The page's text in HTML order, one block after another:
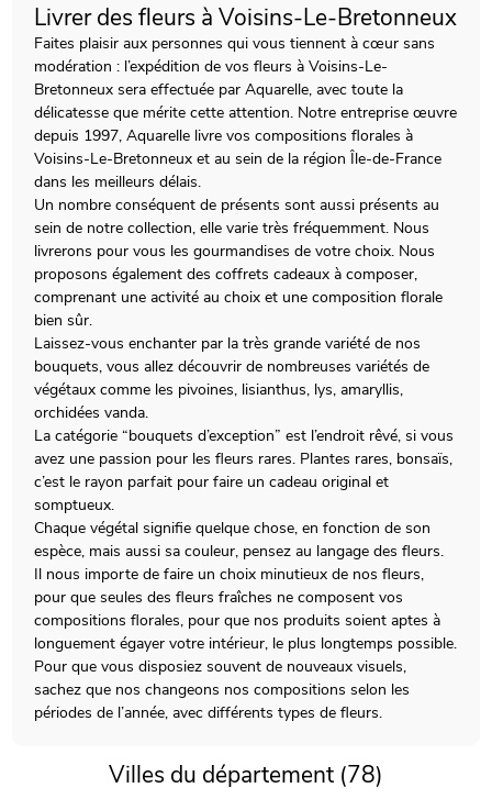
Livrer des fleurs à Voisins-Le-Bretonneux
Faites plaisir aux personnes qui vous tiennent à cœur sans
modération : l’expédition de vos fleurs à Voisins-Le-
Bretonneux sera effectuée par Aquarelle, avec toute la
délicatesse que mérite cette attention. Notre entreprise œuvre
depuis 1997, Aquarelle livre vos compositions florales à
Voisins-Le-Bretonneux et au sein de la région Île-de-France
dans les meilleurs délais.
Un nombre conséquent de présents sont aussi présents au
sein de notre collection, elle varie très fréquemment. Nous
livrerons pour vous les gourmandises de votre choix. Nous
proposons également des coffrets cadeaux à composer,
comprenant une activité au choix et une composition florale
bien sûr.
Laissez-vous enchanter par la très grande variété de nos
bouquets, vous allez découvrir de nombreuses variétés de
végétaux comme les pivoines, lisianthus, lys, amaryllis,
orchidées vanda.
La catégorie “bouquets d’exception” est l’endroit rêvé, si vous
avez une passion pour les fleurs rares. Plantes rares, bonsaïs,
c’est le rayon parfait pour faire un cadeau original et
somptueux.
Chaque végétal signifie quelque chose, en fonction de son
espèce, mais aussi sa couleur, pensez au langage des fleurs.
Il nous importe de faire un choix minutieux de nos fleurs,
pour que seules des fleurs fraîches ne composent vos
compositions florales, pour que nos produits soient aptes à
longuement égayer votre intérieur, le plus longtemps possible.
Pour que vous disposiez souvent de nouveaux visuels,
sachez que nos changeons nos compositions selon les
périodes de l’année, avec différents types de fleurs.
Villes du département (78)